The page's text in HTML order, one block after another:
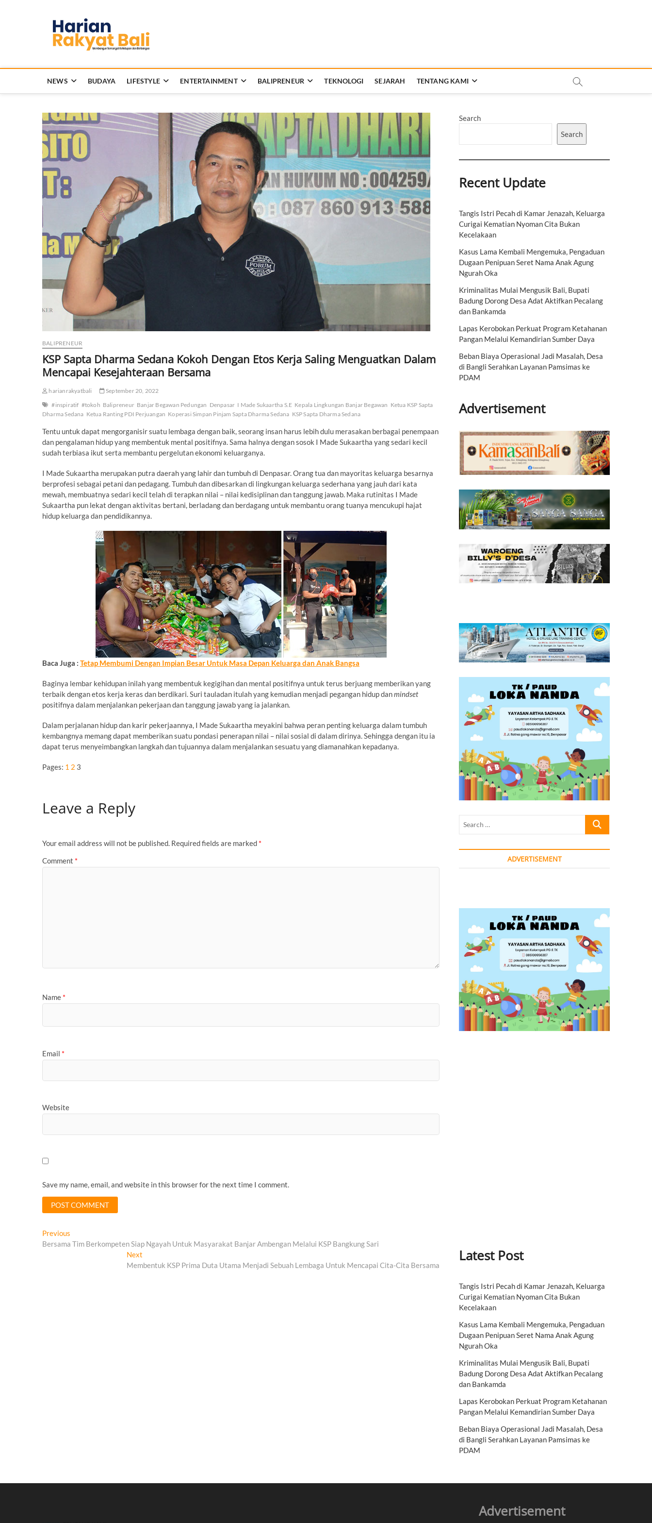
NEWS BUDAYA LIFESTYLE ENTERTAINMENT BALIPRENEUR TEKNOLOGI SEJARAH TENTANG KAMI
BALIPRENEUR
KSP Sapta Dharma Sedana Kokoh Dengan Etos Kerja Saling Menguatkan Dalam
Mencapai Kesejahteraan Bersama
harianrakyatbali
September 20, 2022
#inspiratif #tokoh Balipreneur Banjar Begawan Pedungan Denpasar I Made Sukaartha S.E Kepala Lingkungan Banjar Begawan Ketua KSP Sapta
Dharma Sedana Ketua Ranting PDI Perjuangan Koperasi Simpan Pinjam Sapta Dharma Sedana KSP Sapta Dharma Sedana
Tentu untuk dapat mengorganisir suatu lembaga dengan baik, seorang insan harus lebih dulu merasakan berbagai penempaan
dan pengalaman hidup yang membentuk mental positifnya. Sama halnya dengan sosok I Made Sukaartha yang sedari kecil
sudah terbiasa ikut serta membantu pergelutan ekonomi keluarganya.
I Made Sukaartha merupakan putra daerah yang lahir dan tumbuh di Denpasar. Orang tua dan mayoritas keluarga besarnya
berprofesi sebagai petani dan pedagang. Tumbuh dan dibesarkan di lingkungan keluarga sederhana yang jauh dari kata
mewah, membuatnya sedari kecil telah di terapkan nilai – nilai kedisiplinan dan tanggung jawab. Maka rutinitas I Made
Sukaartha pun lekat dengan aktivitas bertani, berladang dan berdagang untuk membantu orang tuanya mencukupi hajat
hidup keluarga dan pendidikannya.
Baca Juga : Tetap Membumi Dengan Impian Besar Untuk Masa Depan Keluarga dan Anak Bangsa
Baginya lembar kehidupan inilah yang membentuk kegigihan dan mental positifnya untuk terus berjuang memberikan yang
terbaik dengan etos kerja keras dan berdikari. Suri tauladan itulah yang kemudian menjadi pegangan hidup danmindset
positifnya dalam menjalankan pekerjaan dan tanggung jawab yang ia jalankan.
Dalam perjalanan hidup dan karir pekerjaannya, I Made Sukaartha meyakini bahwa peran penting keluarga dalam tumbuh
kembangnya memang dapat memberikan suatu pondasi penerapan nilai – nilai sosial di dalam dirinya. Sehingga dengan itu ia
dapat terus menyeimbangkan langkah dan tujuannya dalam menjalankan sesuatu yang diamanahkan kepadanya.
Pages: 1 2 3
Leave a Reply
Your email address will not be published. Required fields are marked *
Comment *
Name *
Email *
Website
Save my name, email, and website in this browser for the next time I comment.
Post
navigation
Previous
post:
Bersama Tim Berkompeten Siap Ngayah Untuk Masyarakat Banjar Ambengan Melalui KSP Bangkung Sari
Next
post:
Membentuk KSP Prima Duta Utama Menjadi Sebuah Lembaga Untuk Mencapai Cita-Cita Bersama
Search
Search
Recent Update
Tangis Istri Pecah di Kamar Jenazah, Keluarga
Curigai Kematian Nyoman Cita Bukan
Kecelakaan
Kasus Lama Kembali Mengemuka, Pengaduan
Dugaan Penipuan Seret Nama Anak Agung
Ngurah Oka
Kriminalitas Mulai Mengusik Bali, Bupati
Badung Dorong Desa Adat Aktifkan Pecalang
dan Bankamda
Lapas Kerobokan Perkuat Program Ketahanan
Pangan Melalui Kemandirian Sumber Daya
Beban Biaya Operasional Jadi Masalah, Desa
di Bangli Serahkan Layanan Pamsimas ke
PDAM
Advertisement
Search
ADVERTISEMENT
Latest Post
Tangis Istri Pecah di Kamar Jenazah, Keluarga
Curigai Kematian Nyoman Cita Bukan
Kecelakaan
Kasus Lama Kembali Mengemuka, Pengaduan
Dugaan Penipuan Seret Nama Anak Agung
Ngurah Oka
Kriminalitas Mulai Mengusik Bali, Bupati
Badung Dorong Desa Adat Aktifkan Pecalang
dan Bankamda
Lapas Kerobokan Perkuat Program Ketahanan
Pangan Melalui Kemandirian Sumber Daya
Beban Biaya Operasional Jadi Masalah, Desa
di Bangli Serahkan Layanan Pamsimas ke
PDAM
Advertisement